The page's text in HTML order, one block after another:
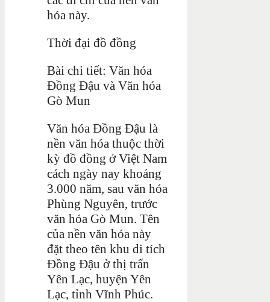
hóa này.
Thời đại đồ đồng
Bài chi tiết: Văn hóa
Đồng Đậu và Văn hóa
Gò Mun
Văn hóa Đồng Đậu là
nền văn hóa thuộc thời
kỳ đồ đồng ở Việt Nam
cách ngày nay khoảng
3.000 năm, sau văn hóa
Phùng Nguyên, trước
văn hóa Gò Mun. Tên
của nền văn hóa này
đặt theo tên khu di tích
Đồng Đậu ở thị trấn
Yên Lạc, huyện Yên
Lạc, tỉnh Vĩnh Phúc.